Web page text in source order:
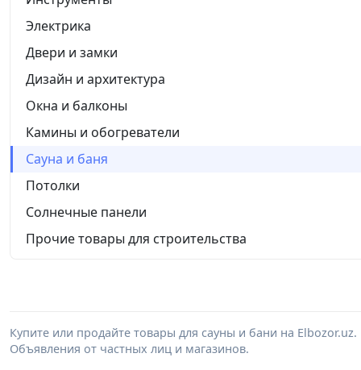
Электрика
Двери и замки
Дизайн и архитектура
Окна и балконы
Камины и обогреватели
Сауна и баня
Потолки
Солнечные панели
Прочие товары для строительства
Купите или продайте товары для сауны и бани на
Объявления от частных лиц и магазинов.